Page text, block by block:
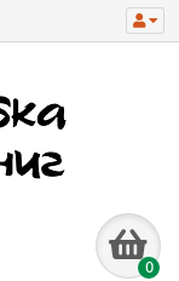
0